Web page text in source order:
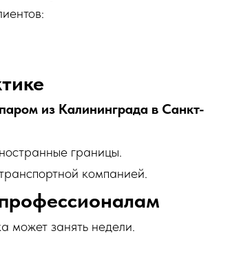
из Калининграда в Санкт-
границы.
компанией.
может занять недели.